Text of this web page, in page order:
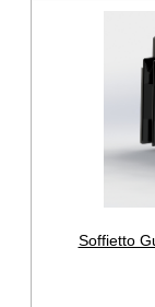
Soffietto